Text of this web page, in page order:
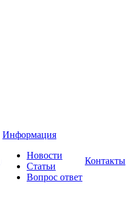
Информация
Новости
Статьи
Вопрос ответ
Контакты